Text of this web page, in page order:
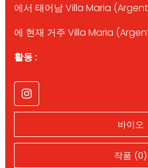
에서 태어남 Villa Maria
에 현재 거주 Villa Maria
활동 :
바이오
작품 (0)